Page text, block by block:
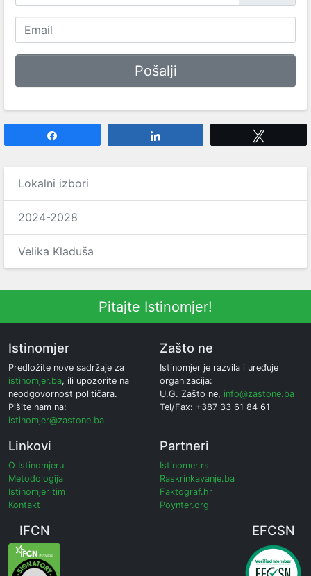
Lokalni izbori
2024-2028
Velika Kladuša
Pitajte Istinomjer!
Istinomjer
Predložite nove sadržaje za
istinomjer.ba, ili upozorite na
neodgovornost političara.
Pišite nam na:
istinomjer@zastone.ba
Zašto ne
Istinomjer je razvila i uređuje
organizacija:
U.G. Zašto ne, info@zastone.ba
Tel/Fax: +387 33 61 84 61
Linkovi
O Istinomjeru
Metodologija
Istinomjer tim
Kontakt
Partneri
Istinomer.rs
Raskrinkavanje.ba
Faktograf.hr
Poynter.org
IFCN EFCSN